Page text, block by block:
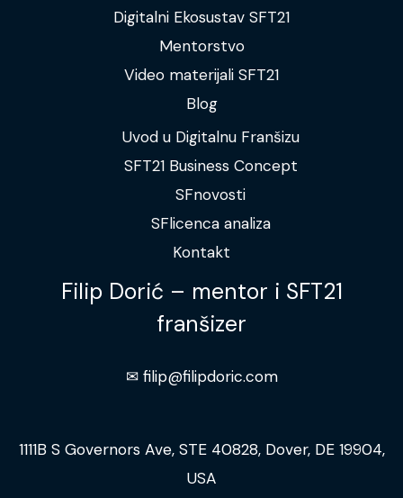
Digitalni Ekosustav SFT21
Mentorstvo
Video materijali SFT21
Blog
Uvod u Digitalnu Franšizu
SFT21 Business Concept
SFnovosti
SFlicenca analiza
Kontakt
Filip Dorić – mentor i SFT21
franšizer
✉︎ filip@filipdoric.com
1111B S Governors Ave, STE 40828, Dover, DE 19904,
USA